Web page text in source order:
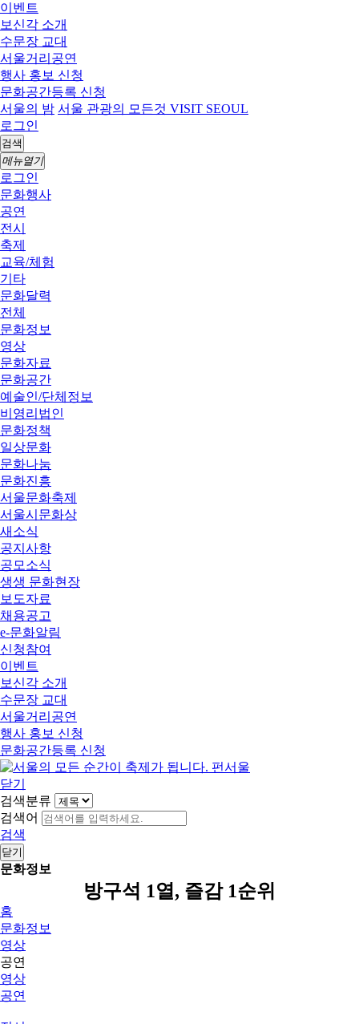
이벤트
보신각 소개
수문장 교대
서울거리공연
행사 홍보 신청
문화공간등록 신청
서울의 밤 서울 관광의 모든것 VISIT SEOUL
로그인
검색
메뉴열기
로그인
문화행사
공연
전시
축제
교육/체험
기타
문화달력
전체
문화정보
영상
문화자료
문화공간
예술인/단체정보
비영리법인
문화정책
일상문화
문화나눔
문화진흥
서울문화축제
서울시문화상
새소식
공지사항
공모소식
생생 문화현장
보도자료
채용공고
e-문화알림
신청참여
이벤트
보신각 소개
수문장 교대
서울거리공연
행사 홍보 신청
문화공간등록 신청
닫기
검색분류
검색어
검색
닫기
문화정보
방구석 1열, 즐감 1순위
홈
문화정보
영상
공연
영상
공연